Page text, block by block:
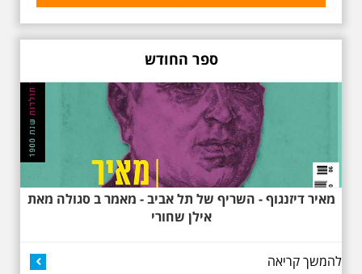
לסגנון הבינלאומי בתל אביב. סיפור
דזיזנגוף וגם על חייה של ג'ניה
אוורבוך, מלכת העיר הלבנה ומי
שזכתה בפרס ראשון ב 1934 לתכנון
כיכר דיזנגוף. מחיר הסיור 150
שקלים למשתתף
ספר החודש
מאיר דיזנגוף - השריף של תל אביב - מאמר ב סגולה מאת
אילן שחורי
להמשך קריאה